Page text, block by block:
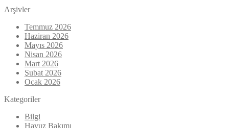
Arşivler
Temmuz 2026
Haziran 2026
Mayıs 2026
Nisan 2026
Mart 2026
Şubat 2026
Ocak 2026
Kategoriler
Bilgi
Havuz Bakımı